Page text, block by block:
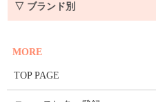
▽ ブランド別
MORE
TOP PAGE